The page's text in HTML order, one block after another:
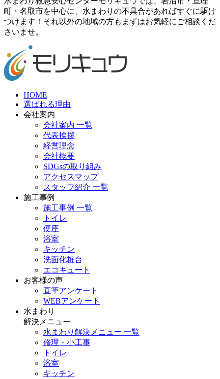
町・名取市を中心に、水まわりの不具合があればすぐに駆け
つけます！それ以外の地域の方もまずはお気軽にご相談くだ
さいませ。
HOME
選ばれる理由
会社案内
会社案内 一覧
代表挨拶
経営理念
会社概要
SDGsの取り組み
アクセスマップ
スタッフ紹介 一覧
施工事例
施工事例 一覧
トイレ
便座
浴室
キッチン
洗面化粧台
エコキュート
お客様の声
直筆アンケート
WEBアンケート
水まわり
解決メニュー
水まわり解決メニュー 一覧
修理・小工事
トイレ
浴室
キッチン